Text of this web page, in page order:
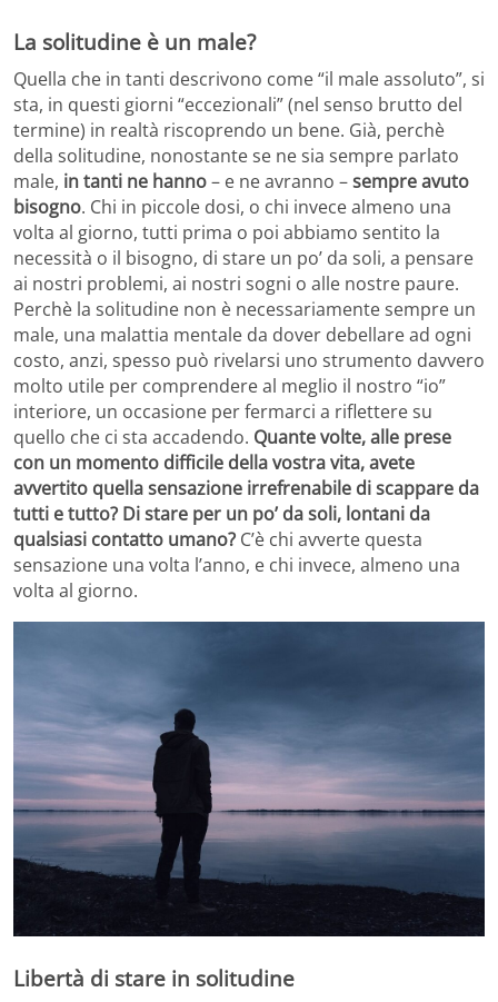
La solitudine è un male?
Quella che in tanti descrivono come “il male assoluto”, si
sta, in questi giorni “eccezionali” (nel senso brutto del
termine) in realtà riscoprendo un bene. Già, perchè
della solitudine, nonostante se ne sia sempre parlato
male, in tanti ne hanno– e ne avranno –sempre avuto
bisogno. Chi in piccole dosi, o chi invece almeno una
volta al giorno, tutti prima o poi abbiamo sentito la
necessità o il bisogno, di stare un po’ da soli, a pensare
ai nostri problemi, ai nostri sogni o alle nostre paure.
Perchè la solitudine non è necessariamente sempre un
male, una malattia mentale da dover debellare ad ogni
costo, anzi, spesso può rivelarsi uno strumento davvero
molto utile per comprendere al meglio il nostro “io”
interiore, un occasione per fermarci a riflettere su
quello che ci sta accadendo. Quante volte, alle prese
con un momento difficile della vostra vita, avete
avvertito quella sensazione irrefrenabile di scappare da
tutti e tutto? Di stare per un po’ da soli, lontani da
qualsiasi contatto umano? C’è chi avverte questa
sensazione una volta l’anno, e chi invece, almeno una
volta al giorno.
Libertà di stare in solitudine